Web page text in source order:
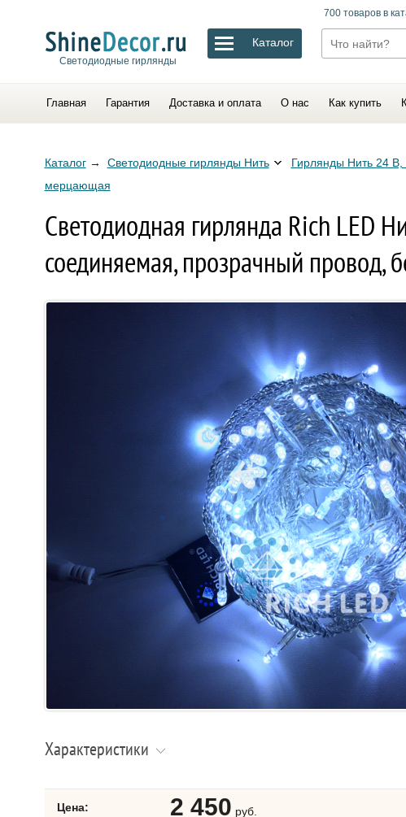
Светодиодные гирлянды
Каталог
700 товаров в
Главная Гарантия Доставка и оплата О нас Как купить
Каталог→ Светодиодные гирлянды Нить Гирлянды Нить 24 В,
мерцающая
Светодиодная гирлянда Rich LED
соединяемая, прозрачный провод,
Характеристики
Цена: 2 450 руб.